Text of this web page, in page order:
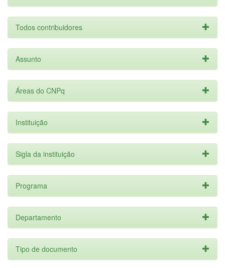
Todos contribuidores
Assunto
Áreas do CNPq
Instituição
Sigla da instituição
Programa
Departamento
Tipo de documento